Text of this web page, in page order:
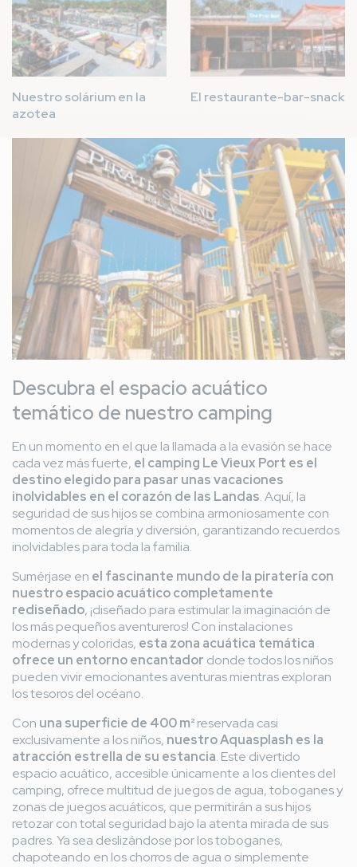
Nuestro solárium en la
azotea
El restaurante-bar-snack
Descubra el espacio acuático
temático de nuestro camping
En un momento en el que la llamada a la evasión se hace
cada vez más fuerte, el camping Le Vieux Port es el
destino elegido para pasar unas vacaciones
inolvidables en el corazón de las Landas. Aquí, la
seguridad de sus hijos se combina armoniosamente con
momentos de alegría y diversión, garantizando recuerdos
inolvidables para toda la familia.
Sumérjase en el fascinante mundo de la piratería con
nuestro espacio acuático completamente
rediseñado, ¡diseñado para estimular la imaginación de
los más pequeños aventureros! Con instalaciones
modernas y coloridas, esta zona acuática temática
ofrece un entorno encantador donde todos los niños
pueden vivir emocionantes aventuras mientras exploran
los tesoros del océano.
Con una superficie de 400 m²reservada casi
exclusivamente a los niños, nuestro Aquasplash es la
atracción estrella de su estancia. Este divertido
espacio acuático, accesible únicamente a los clientes del
camping, ofrece multitud de juegos de agua, toboganes y
zonas de juegos acuáticos, que permitirán a sus hijos
retozar con total seguridad bajo la atenta mirada de sus
padres. Ya sea deslizándose por los toboganes,
chapoteando en los chorros de agua o simplemente